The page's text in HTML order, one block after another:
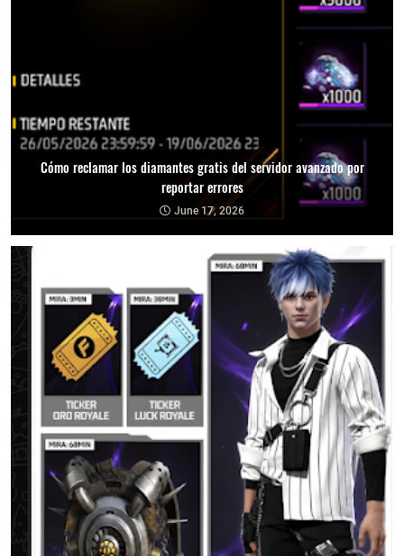
Cómo reclamar los diamantes gratis del servidor avanzado por
reportar errores
June 17, 2026